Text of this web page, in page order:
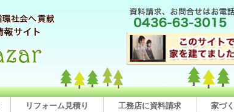
リフォーム見積り 工務店に資料請求 家づ